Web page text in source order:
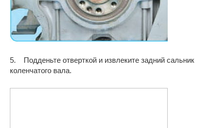
5. Подденьте отверткой и извлеките задний сальник
коленчатого вала.